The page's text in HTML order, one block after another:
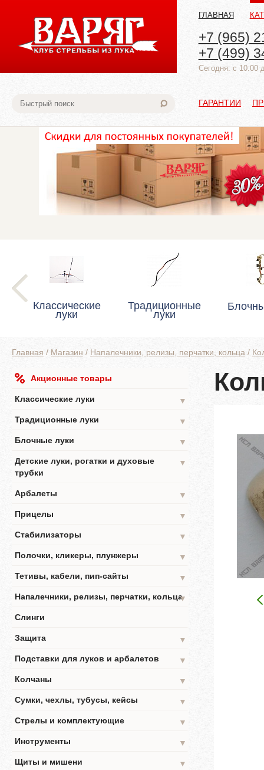
ГЛАВНАЯ
+7 (965)
+7 (499)
Cегодня: с 10:00
ГАРАНТИИ
Классические
луки
Традиционные
луки
Главная / Магазин / Напалечники, релизы, перчатки, кольца /
Акционные товары
Классические луки
▼
Традиционные луки
▼
Блочные луки
▼
Детские луки, рогатки и духовые
трубки
▼
Арбалеты
▼
Прицелы
▼
Стабилизаторы
▼
Полочки, кликеры, плунжеры
▼
Тетивы, кабели, пип-сайты
▼
Напалечники, релизы, перчатки, кольца▼
Слинги
Защита
▼
Подставки для луков и арбалетов
▼
Колчаны
▼
Сумки, чехлы, тубусы, кейсы
▼
Стрелы и комплектующие
▼
Инструменты
▼
Щиты и мишени
▼